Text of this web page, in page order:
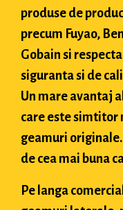
produse de
precum Fuyao,
Gobain si
siguranta si de
Un mare avantaj
care este simtitor
geamuri
de cea mai buna
Pe langa